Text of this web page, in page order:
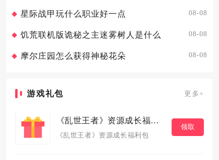
星际战甲玩什么职业好一点 08-08
饥荒联机版诡秘之主迷雾树人是什么 08-08
摩尔庄园怎么获得神秘花朵 08-08
游戏礼包 更多+
《乱世王者》资源成长福利包
《乱世王者》资源成长福利包
领取